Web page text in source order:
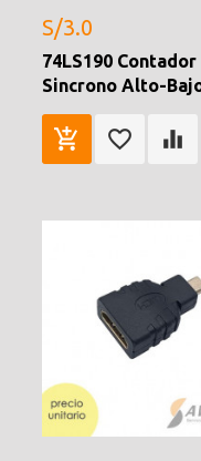
S/3.0
74LS190 Contador
Sincrono Alto-